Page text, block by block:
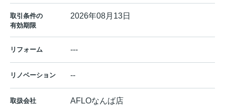
取引条件の
有効期限
2026年08月13日
リフォーム ---
リノベーション --
取扱会社
AFLOなんば店